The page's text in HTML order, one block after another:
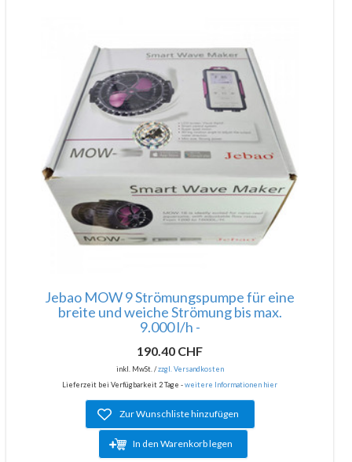
Jebao MOW 9 Strömungspumpe für eine
breite und weiche Strömung bis max.
9.000 l/h -
190.40 CHF
inkl. MwSt. /zzgl. Versandkosten
Lieferzeit bei Verfügbarkeit 2 Tage -weitere Informationen hier
Zur Wunschliste hinzufügen
In den Warenkorb legen